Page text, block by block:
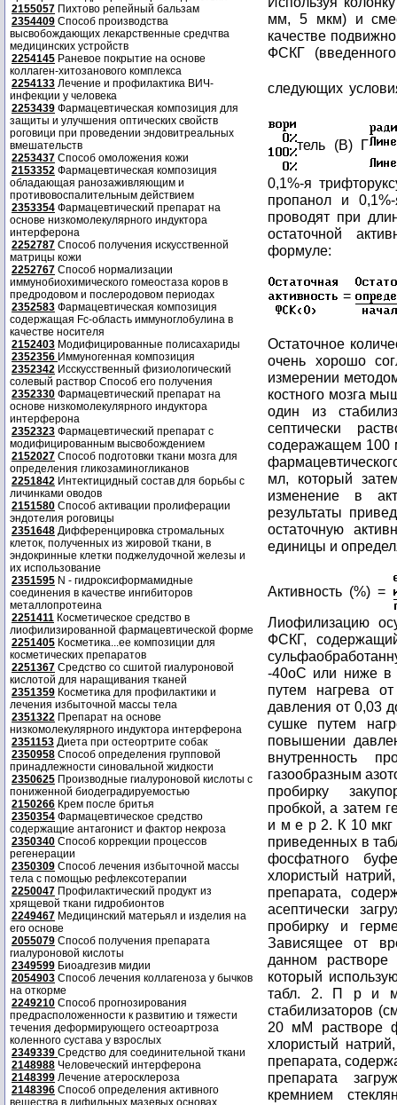
2155057 Пихтово репейный бальзам
2354409 Способ производства
высвобождающих лекарственные средчтва
медицинских устройств
2254145 Раневое покрытие на основе
коллаген-хитозанового комплекса
2254133 Лечение и профилактика ВИЧ-
инфекции у человека
2253439 Фармацевтическая композиция для
защиты и улучшения оптических свойств
роговици при проведении эндовитреальных
вмешательств
2253437 Способ омоложения кожи
2153352 Фармацевтическая композиция
обладающая ранозаживляющим и
противовоспалительным действием
2353354 Фармацевтический препарат на
основе низкомолекулярного индуктора
интерферона
2252787 Способ получения искусственной
матрицы кожи
2252767 Способ нормализации
иммунобиохимического гомеостаза коров в
предродовом и послеродовом периодах
2352583 Фармацевтическая композиция
содержащая Fc-область иммуноглобулина в
качестве носителя
2152403 Модифицированные полисахариды
2352356 Иммуногенная композиция
2352342 Исскусственный физиологический
солевый раствор Способ его получения
2352330 Фармацевтический препарат на
основе низкомолекулярного индуктора
интерферона
2352323 Фармацевтический препарат с
модифицированным высвобождением
2152027 Способ подготовки ткани мозга для
определения гликозаминогликанов
2251842 Интектицидный состав для борьбы с
личинками оводов
2151580 Способ активации пролиферации
эндотелия роговицы
2351648 Дифференцировка стромальных
клеток, полученных из жировой ткани, в
эндокринные клетки поджелудочной железы и
их использование
2351595 N - гидроксиформамидные
соединения в качестве ингибиторов
металлопротеина
2251411 Косметическое средство в
лиофилизированной фармацевтической форме
2251405 Косметика...ее композиции для
косметических препаратов
2251367 Средство со сшитой гиалуроновой
кислотой для наращивания тканей
2351359 Косметика для профилактики и
лечения избыточной массы тела
2351322 Препарат на основе
низкомолекулярного индуктора интерферона
2351153 Диета при остеортрите собак
2350958 Способ определения групповой
принадлежности синовальной жидкости
2350625 Производные гиалуроновой кислоты с
пониженной биодеградируемостью
2150266 Крем после бритья
2350354 Фармацевтическое средство
содержащие антагонист и фактор некроза
2350340 Способ коррекции процессов
регенерации
2350309 Способ лечения избыточной массы
тела с помощью рефлексотерапии
2250047 Профилактический продукт из
хрящевой ткани гидробионтов
2249467 Медицинский матерьял и изделия на
его основе
2055079 Способ получения препарата
гиалуроновой кислоты
2349599 Биоадгезив мидии
2054903 Способ лечения коллагеноза у бычков
на откорме
2249210 Способ прогнозирования
предрасположенности к развитию и тяжести
течения деформирующего остеоартроза
коленного сустава у взрослых
2349339 Средство для соединительной ткани
2148988 Человеческий интерферона
2148399 Лечение атеросклероза
2148396 Способ определения активного
вещества в дифильных мазевых основах
мм, 5 мкм) и
качестве
ФСКГ
следующих
тель (В) Г
0,1%-я
пропанол и 0,1%-
проводят при
остаточной
формуле:
=
Остаточное
очень хорошо
измерении
костного мозга
один из
септически
содеражащем 100
мл, который
изменение в
результаты
остаточную
единицы и
Активность (%) =
Лиофилизацию
ФСКГ,
-40оС или ниже в
путем нагрева
давления от 0,03
сушке путем
повышении
внутренность
газообразным
пробирку
пробкой, а затем
и м е р 2. К 10 мкг
приведенных в
фосфатного
хлористый
препарата,
асептически
пробирку и
Зависящее от
данном
который
табл. 2. П р и
стабилизаторов
20 мМ растворе
хлористый
препарата,
препарата
кремнием